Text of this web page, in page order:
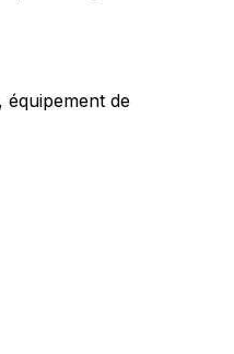
équipement de